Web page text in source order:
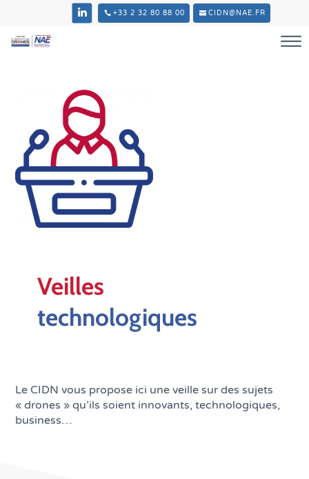
+33 2 32 80 88 00 CIDN@NAE.FR
Veilles
technologiques
Le CIDN vous propose ici une veille sur des sujets
« drones » qu’ils soient innovants, technologiques,
business…